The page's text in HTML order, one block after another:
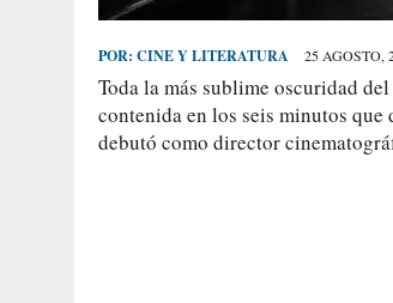
POR: CINE Y LITERATURA 25 AGOSTO,
Toda la más sublime oscuridad
contenida en los seis minutos
debutó como director